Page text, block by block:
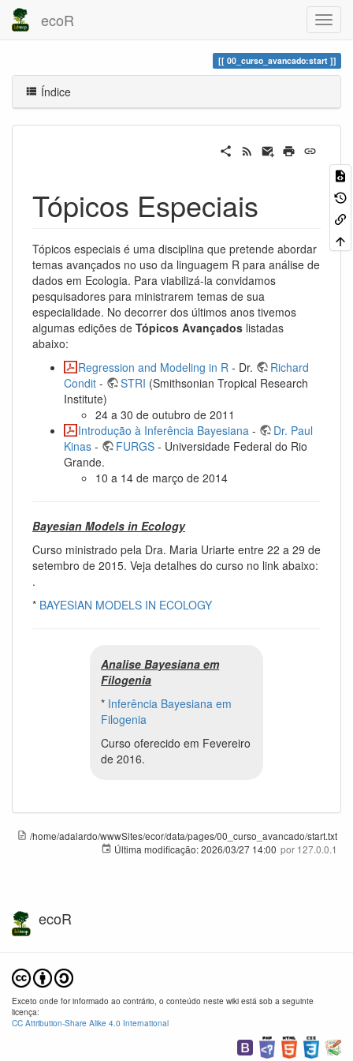
ecoR
00_curso_avancado:start
Índice
Tópicos Especiais
Tópicos especiais é uma disciplina que pretende abordar
temas avançados no uso da linguagem R para análise de
dados em Ecologia. Para viabilizá-la convidamos
pesquisadores para ministrarem temas de sua
especialidade. No decorrer dos últimos anos tivemos
algumas edições de Tópicos Avançados listadas
abaixo:
Regression and Modeling in R - Dr.
Richard
Condit - STRI (Smithsonian Tropical Research
Institute)
24 a 30 de outubro de 2011
Introdução à Inferência Bayesiana -
Dr. Paul
Kinas - FURGS - Universidade Federal do Rio
Grande.
10 a 14 de março de 2014
Bayesian Models in Ecology
Curso ministrado pela Dra. Maria Uriarte entre 22 a 29 de
setembro de 2015. Veja detalhes do curso no link abaixo:
.
* BAYESIAN MODELS IN ECOLOGY
Analise Bayesiana em
Filogenia
* Inferência Bayesiana em
Filogenia
Curso oferecido em Fevereiro
de 2016.
/home/adalardo/wwwSites/ecor/data/pages/00_curso_avancado/start.txt
Última modificação:2026/03/27 14:00 por 127.0.0.1
ecoR
Exceto onde for informado ao contrário, o conteúdo neste wiki está sob a seguinte
licença:
CC Attribution-Share Alike 4.0 International